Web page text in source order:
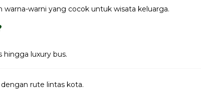
warna-warni yang cocok untuk wisata keluarga.
hingga luxury bus.
rute lintas kota.